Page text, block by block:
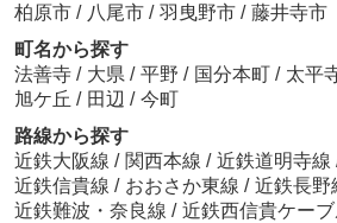
柏原市 / 八尾市 / 羽曳野市 / 藤井寺市
町名から探す
法善寺 / 大県 / 平野 / 国分本町 / 太平
旭ケ丘 / 田辺 / 今町
路線から探す
近鉄大阪線 / 関西本線 / 近鉄道明寺線
近鉄信貴線 / おおさか東線 / 近鉄長野
近鉄難波・奈良線 / 近鉄西信貴ケー